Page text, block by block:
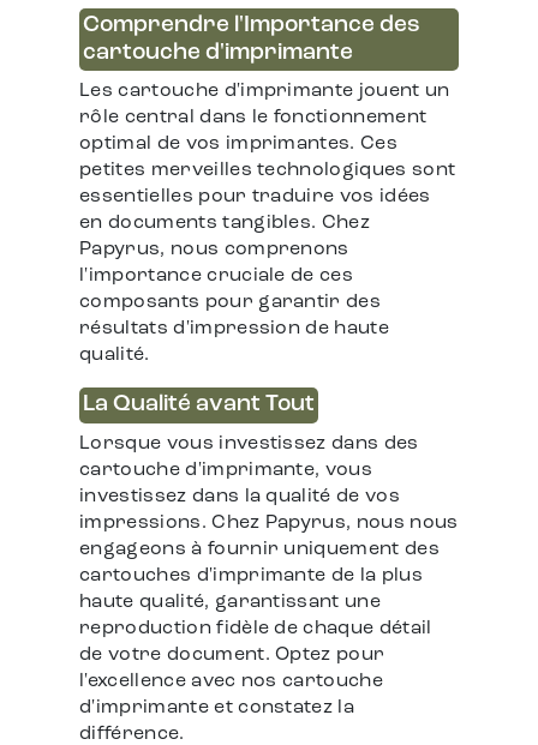
Comprendre l'Importance des
cartouche d'imprimante
Les cartouche d'imprimante jouent un
rôle central dans le fonctionnement
optimal de vos imprimantes. Ces
petites merveilles technologiques sont
essentielles pour traduire vos idées
en documents tangibles. Chez
Papyrus, nous comprenons
l'importance cruciale de ces
composants pour garantir des
résultats d'impression de haute
qualité.
La Qualité avant Tout
Lorsque vous investissez dans des
cartouche d'imprimante, vous
investissez dans la qualité de vos
impressions. Chez Papyrus, nous nous
engageons à fournir uniquement des
cartouches d'imprimante de la plus
haute qualité, garantissant une
reproduction fidèle de chaque détail
de votre document. Optez pour
l'excellence avec nos cartouche
d'imprimante et constatez la
différence.